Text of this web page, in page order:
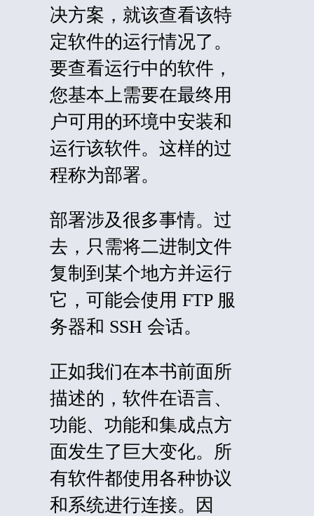
决方案，就该查看该特
定软件的运行情况了。
要查看运行中的软件，
您基本上需要在最终用
户可用的环境中安装和
运行该软件。这样的过
程称为部署。
部署涉及很多事情。过
去，只需将二进制文件
复制到某个地方并运行
它，可能会使用 FTP 服
务器和 SSH 会话。
正如我们在本书前面所
描述的，软件在语言、
功能、功能和集成点方
面发生了巨大变化。所
有软件都使用各种协议
和系统进行连接。因